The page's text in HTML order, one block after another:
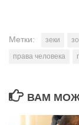
Метки: зеки
права человека
ВАМ